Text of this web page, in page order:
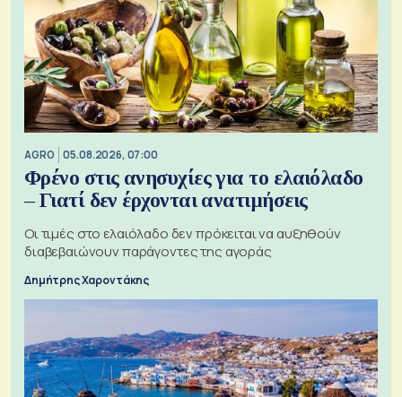
AGRO 05.08.2026, 07:00
Φρένο στις ανησυχίες για το ελαιόλαδο
– Γιατί δεν έρχονται ανατιμήσεις
Οι τιμές στο ελαιόλαδο δεν πρόκειται να αυξηθούν
διαβεβαιώνουν παράγοντες της αγοράς
Δημήτρης Χαροντάκης